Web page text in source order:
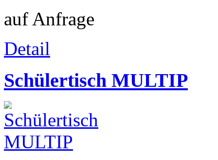
auf Anfrage
Detail
Schülertisch MULTIP